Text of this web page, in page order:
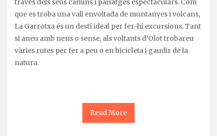
través dels seus camins i paisatges espectaculars. Com
que es troba una vall envoltada de muntanyes i volcans,
La Garrotxa és un destí ideal per fer-hi excursions. Tant
si aneu amb nens o sense, als voltants d’Olot trobareu
vàries rutes per fer a peu o en bicicleta i gaudir de la
natura.
Read More